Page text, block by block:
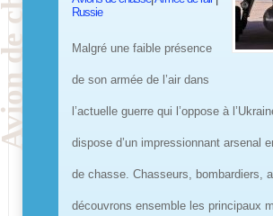
Russie
Malgré une faible présence
de son armée de l’air dans
l’actuelle guerre qui l’oppose à
dispose d’un impressionnant arsenal
de chasse. Chasseurs, bombardiers,
découvrons ensemble les principaux